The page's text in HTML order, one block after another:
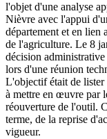
l'objet d'une analyse
Nièvre avec l'appui
département et en lien
de l'agriculture. Le 8
décision administrative
lors d'une réunion
L'objectif était de lister
à mettre en œuvre par
réouverture de l'outil.
terme, de la reprise
vigueur.